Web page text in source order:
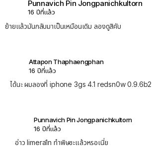
Punnavich Pin Jongpanichkultorn
16 ปีที่แล้ว
ย้ายแล้วมันกลับมาเป็นเหมือนเดิม ลองดูสิคับ
Attapon Thaphaengphan
16 ปีที่แล้ว
ได้นะ ผมลองที่ iphone 3gs 4.1 redsn0w 0.9.6b2
Punnavich Pin Jongpanichkultorn
16 ปีที่แล้ว
อ่าว limera1n ทำพิษซะแล้วหรอเนี่ย